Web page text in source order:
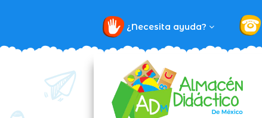
¿Necesita ayuda?